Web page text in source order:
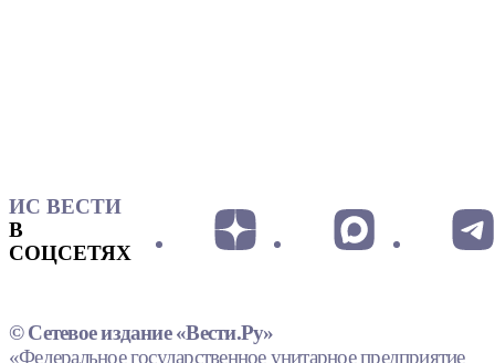
ИС ВЕСТИ
В
СОЦСЕТЯХ
© Сетевое издание «Вести.Ру»
«Федеральное государственное унитарное предприятие